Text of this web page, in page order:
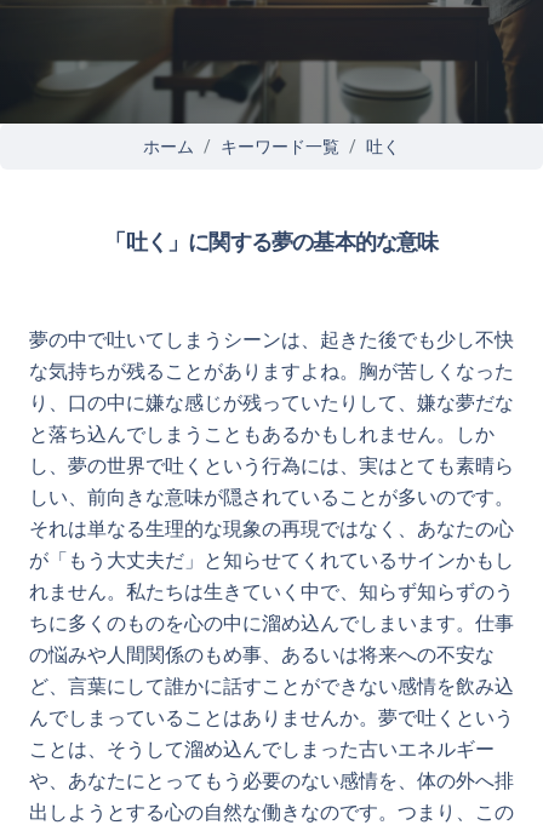
ホーム キーワード一覧 吐く
「吐く」に関する夢の基本的な意味
夢の中で吐いてしまうシーンは、起きた後でも少し不快
な気持ちが残ることがありますよね。胸が苦しくなった
り、口の中に嫌な感じが残っていたりして、嫌な夢だな
と落ち込んでしまうこともあるかもしれません。しか
し、夢の世界で吐くという行為には、実はとても素晴ら
しい、前向きな意味が隠されていることが多いのです。
それは単なる生理的な現象の再現ではなく、あなたの心
が「もう大丈夫だ」と知らせてくれているサインかもし
れません。私たちは生きていく中で、知らず知らずのう
ちに多くのものを心の中に溜め込んでしまいます。仕事
の悩みや人間関係のもめ事、あるいは将来への不安な
ど、言葉にして誰かに話すことができない感情を飲み込
んでしまっていることはありませんか。夢で吐くという
ことは、そうして溜め込んでしまった古いエネルギー
や、あなたにとってもう必要のない感情を、体の外へ排
出しようとする心の自然な働きなのです。つまり、この